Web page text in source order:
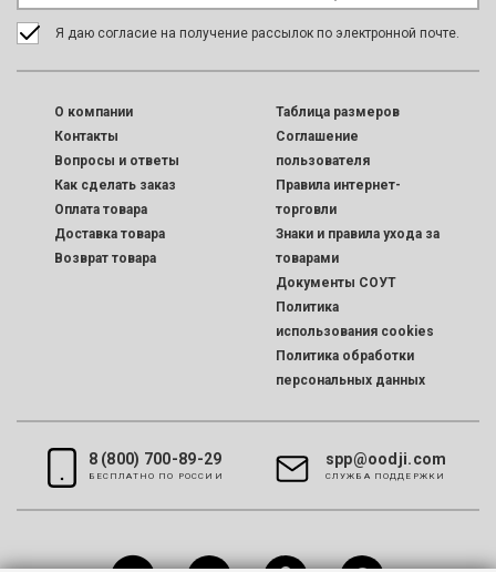
Я даю согласие на получение рассылок по электронной почте.
O компании
Контакты
Вопросы и ответы
Как сделать заказ
Оплата товара
Доставка товара
Возврат товара
Таблица размеров
Соглашение
пользователя
Правила интернет-
торговли
Знаки и правила ухода за
товарами
Документы СОУТ
Политика
использования cookies
Политика обработки
персональных данных
8 (800) 700-89-29
БЕСПЛАТНО ПО РОССИИ
spp@oodji.com
CЛУЖБА ПОДДЕРЖКИ